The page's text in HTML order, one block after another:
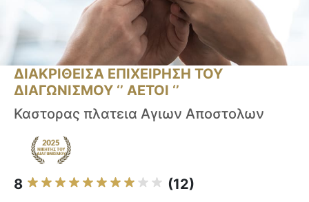
ΔΙΑΚΡΙΘΕΙΣΑ ΕΠΙΧΕΙΡΗΣΗ ΤΟΥ
ΔΙΑΓΩΝΙΣΜΟΥ ‘’ ΑΕΤΟΙ ‘’
Καστορας πλατεια Αγιων Αποστολων
8 (12)